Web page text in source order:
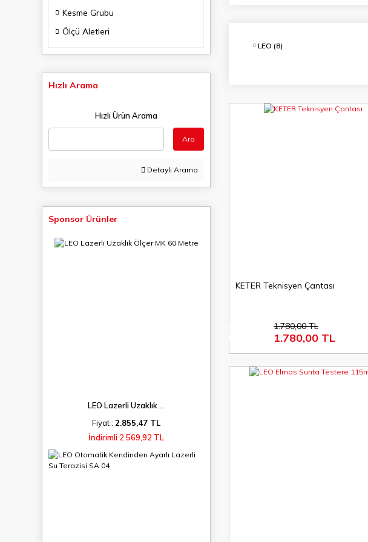
Kesme Grubu
Ölçü Aletleri
Hızlı Arama
Hızlı Ürün Arama
Ara
Detaylı Arama
Sponsor Ürünler
LEO Lazerli Uzaklık ...
Fiyat : 2.855,47 TL
İndirimli 2.569,92 TL
LEO (8)
KETER Teknisyen Çantası
%0
indirim
1.780,00 TL
1.780,00 TL